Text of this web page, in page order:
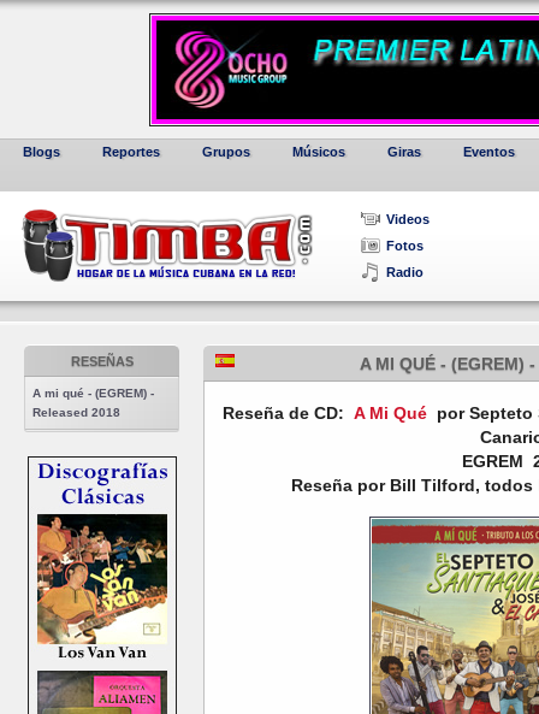
Blogs Reportes Grupos Músicos Giras Eventos
Videos
Fotos
Radio
RESEÑAS
A mi qué - (EGREM) -
Released 2018
A MI QUÉ - (EGREM)
Reseña de CD: A Mi Quépor Septeto
EGREM
Reseña por Bill Tilford,